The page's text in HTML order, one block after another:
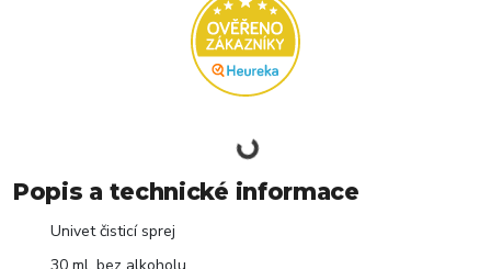
Popis a technické informace
Univet čisticí sprej